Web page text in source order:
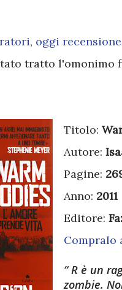
oggi
tratto l'omonimo
Titolo:
Autore:
Pagine:
Anno: 2011
Editore:
Compralo
R è un
zombie.